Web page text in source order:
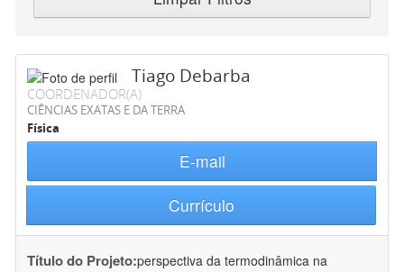
Tiago Debarba
COORDENADOR(A)
CIÊNCIAS EXATAS E DA TERRA
Física
E-mail
Currículo
Título do Projeto:perspectiva da termodinâmica na